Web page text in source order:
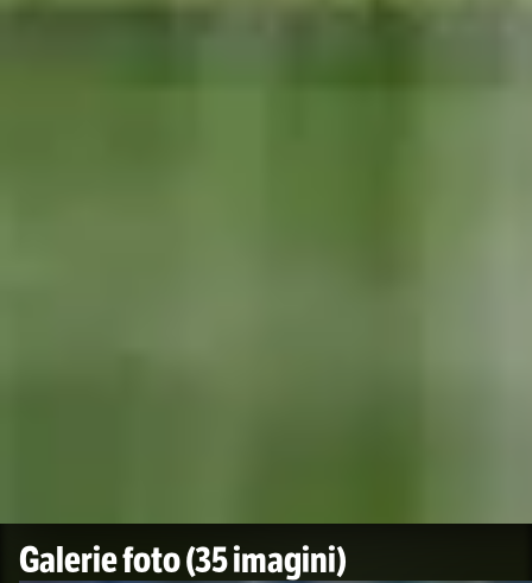
Galerie foto(35 imagini)